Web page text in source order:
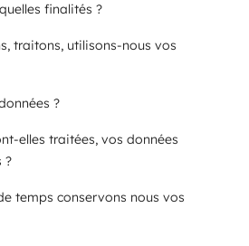
finalités ?
traitons, utilisons-nous vos
?
elles traitées, vos données
?
temps conservons nous vos